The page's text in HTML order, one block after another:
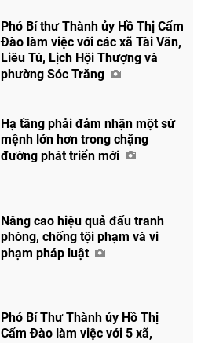
Phó Bí thư Thành ủy Hồ Thị Cẩm
Đào làm việc với các xã Tài Văn,
Liêu Tú, Lịch Hội Thượng và
phường Sóc Trăng
Hạ tầng phải đảm nhận một sứ
mệnh lớn hơn trong chặng
đường phát triển mới
Nâng cao hiệu quả đấu tranh
phòng, chống tội phạm và vi
phạm pháp luật
Phó Bí Thư Thành ủy Hồ Thị
Cẩm Đào làm việc với 5 xã,